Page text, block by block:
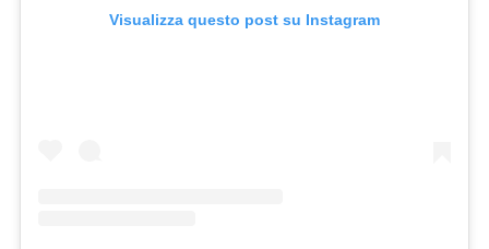
Visualizza questo post su Instagram